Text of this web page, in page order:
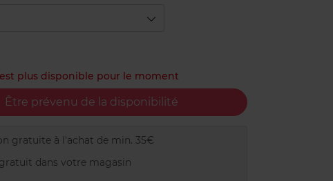
plus disponible pour le moment
Être prévenu de la disponibilité
gratuite à l'achat de min. 35€
dans votre magasin